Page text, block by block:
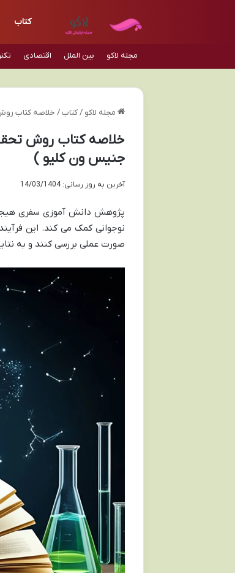
کتاب
مجله لاکو بین الملل اقتصادی
مجله لاکو / کتاب / خلاصه کتاب
خلاصه کتاب روش
جنیس ون کلیو )
آخرین به روز رسانی: 14/03/1404
پژوهش دانش آموزی سفری
نوجوانی کمک می کند. این
صورت عملی بررسی کنند و به